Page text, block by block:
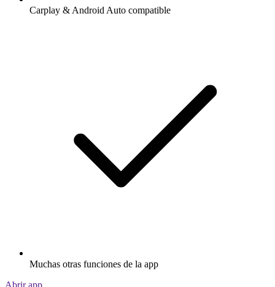
Carplay & Android Auto compatible
Muchas otras funciones de la app